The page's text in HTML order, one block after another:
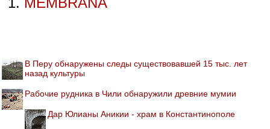
В Перу обнаружены следы существовавшей 15 тыс. лет
назад культуры
Рабочие рудника в Чили обнаружили древние мумии
Дар Юлианы Аникии - храм в Константинополе